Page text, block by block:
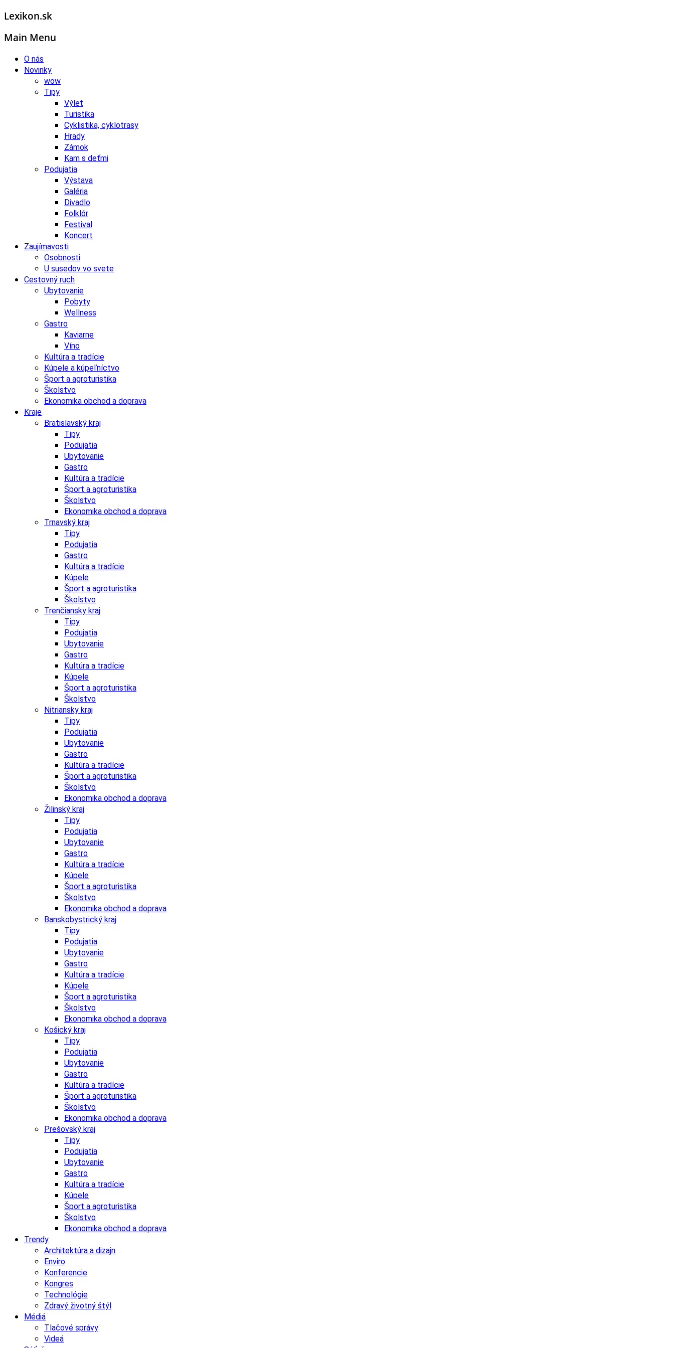
Lexikon.sk
Main Menu
O nás
Novinky
wow
Tipy
Výlet
Turistika
Cyklistika, cyklotrasy
Hrady
Zámok
Kam s deťmi
Podujatia
Výstava
Galéria
Divadlo
Folklór
Festival
Koncert
Zaujímavosti
Osobnosti
U susedov vo svete
Cestovný ruch
Ubytovanie
Pobyty
Wellness
Gastro
Kaviarne
Víno
Kultúra a tradície
Kúpele a kúpeľníctvo
Šport a agroturistika
Školstvo
Ekonomika obchod a doprava
Kraje
Bratislavský kraj
Tipy
Podujatia
Ubytovanie
Gastro
Kultúra a tradície
Šport a agroturistika
Školstvo
Ekonomika obchod a doprava
Trnavský kraj
Tipy
Podujatia
Gastro
Kultúra a tradície
Kúpele
Šport a agroturistika
Školstvo
Trenčiansky kraj
Tipy
Podujatia
Ubytovanie
Gastro
Kultúra a tradície
Kúpele
Šport a agroturistika
Školstvo
Nitriansky kraj
Tipy
Podujatia
Ubytovanie
Gastro
Kultúra a tradície
Šport a agroturistika
Školstvo
Ekonomika obchod a doprava
Žilinský kraj
Tipy
Podujatia
Ubytovanie
Gastro
Kultúra a tradície
Kúpele
Šport a agroturistika
Školstvo
Ekonomika obchod a doprava
Banskobystrický kraj
Tipy
Podujatia
Ubytovanie
Gastro
Kultúra a tradície
Kúpele
Šport a agroturistika
Školstvo
Ekonomika obchod a doprava
Košický kraj
Tipy
Podujatia
Ubytovanie
Gastro
Kultúra a tradície
Šport a agroturistika
Školstvo
Ekonomika obchod a doprava
Prešovský kraj
Tipy
Podujatia
Ubytovanie
Gastro
Kultúra a tradície
Kúpele
Šport a agroturistika
Školstvo
Ekonomika obchod a doprava
Trendy
Architektúra a dizajn
Enviro
Konferencie
Kongres
Technológie
Zdravý životný štýl
Médiá
Tlačové správy
Videá